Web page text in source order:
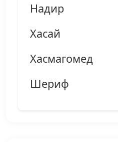
Надир
Хасай
Хасмагомед
Шериф